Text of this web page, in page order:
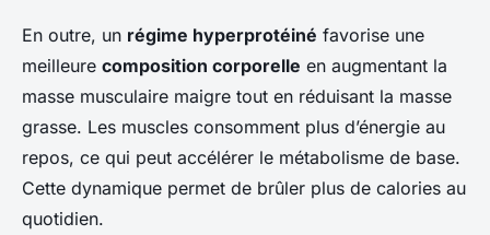
En outre, un régime hyperprotéiné favorise une
meilleure composition corporelle en augmentant la
masse musculaire maigre tout en réduisant la masse
grasse. Les muscles consomment plus d’énergie au
repos, ce qui peut accélérer le métabolisme de base.
Cette dynamique permet de brûler plus de calories au
quotidien.